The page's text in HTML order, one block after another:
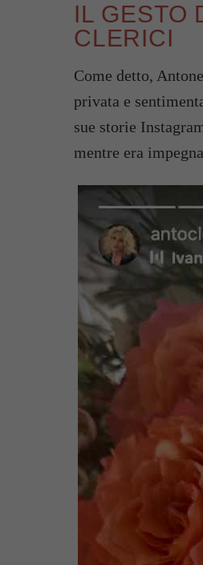
IL GESTO
CLERICI
Come detto,
privata e
sue storie
mentre era